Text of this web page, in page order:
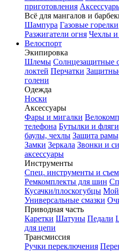
приготовления
Всё для мангалов и
Шампура Газовые горелки
Разжигатели огня Чехлы и
Велоспорт
Экипировка
Шлемы Солнцезащитные
локтей Перчатки
голени
Одежда
Носки
Аксессуары
Фары и мигалки
телефона Бутылки и фляги
баулы, чехлы Защита
Замки Зеркала Звонки и
аксессуары
Инструменты
Спец. инструменты и
Ремкомплекты для шин
Кусачки/плоскогубцы
Универсальные смазки
Приводная часть
Каретки Шатуны Педали
для цепи
Трансмиссия
Ручки переключения